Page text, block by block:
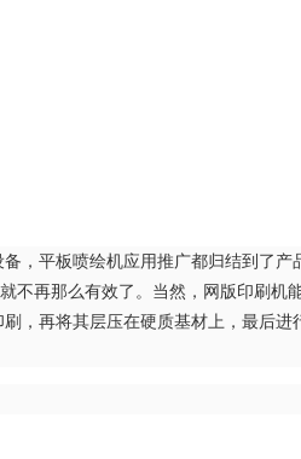
平板喷绘机应用推广都归结到了
再那么有效了。当然，网版印刷
再将其层压在硬质基材上，最后